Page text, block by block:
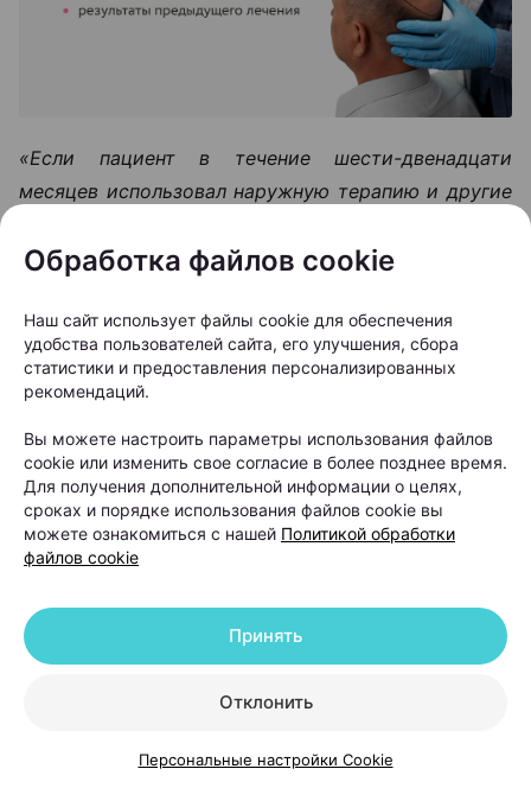
«Если пациент в течение шести-двенадцати
месяцев использовал наружную терапию и другие
произошло, тогда можно рассматривать пересадку
Кудаленкина.
При этом важно понимать: пересадка
не устраняет причину
андрогенетической алопеции. Она
помогает восстановить густоту волос
в определенных зонах, но сам процесс
облысения может продолжаться.
Именно поэтому после операции работа с
после пересадки необходимо строго соблюдать
Обработка файлов cookie
Наш сайт использует файлы cookie для обеспечения
удобства пользователей сайта, его улучшения, сбора
статистики и предоставления персонализированных
рекомендаций.
Вы можете настроить параметры использования файлов
cookie или изменить свое согласие в более позднее время.
Для получения дополнительной информации о целях,
сроках и порядке использования файлов cookie вы
можете ознакомиться с нашей Политикой обработки
файлов cookie
Отклонить
Принять
Персональные настройки Cookie